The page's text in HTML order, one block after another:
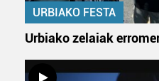
URBIAKO FESTA
Urbiako zelaiak